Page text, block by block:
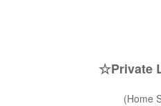
☆Private
(Home